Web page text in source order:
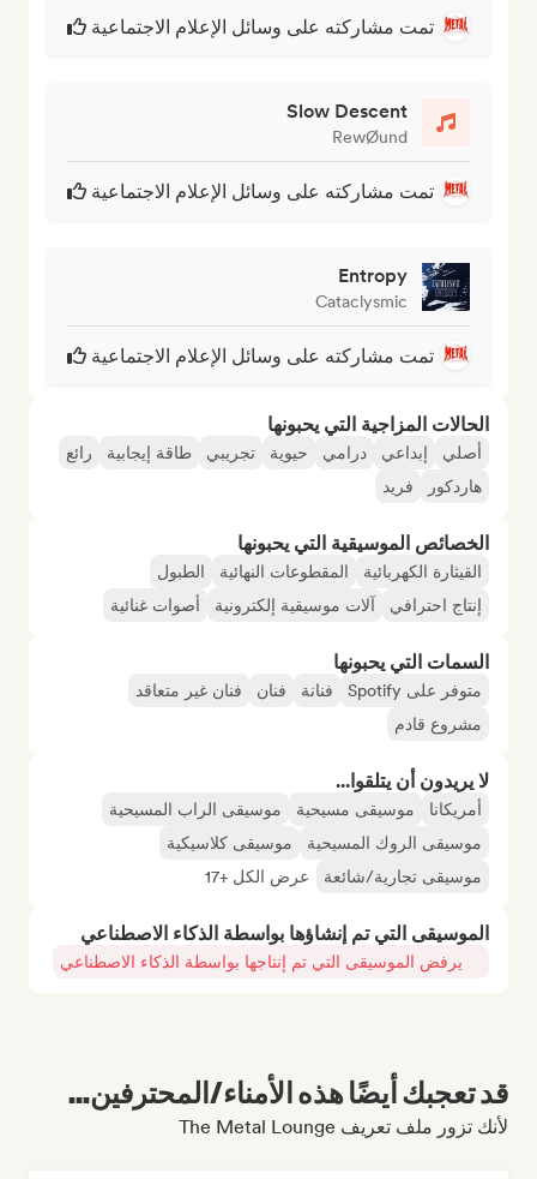
تمت مشاركته على وسائل الإعلام الاجتماعية
Slow Descent
RewØund
تمت مشاركته على وسائل الإعلام الاجتماعية
Entropy
Cataclysmic
تمت مشاركته على وسائل الإعلام الاجتماعية
الحالات المزاجية التي يحبونها
أصلي إبداعي درامي حيوية تجريبي طاقة إيجابية
رائع
هاردكور
فريد
الخصائص الموسيقية التي يحبونها
القيثارة الكهربائية المقطوعات النهائية
الطبول
إنتاج احترافي
آلات موسيقية إلكترونية أصوات غنائية
السمات التي يحبونها
متوفر على Spotify فنانة فنان
فنان غير متعاقد
مشروع قادم
لا يريدون أن يتلقوا...
أمريكانا موسيقى مسيحية
موسيقى الراب المسيحية
موسيقى الروك المسيحية
موسيقى كلاسيكية
موسيقى تجارية/شائعة
عرض الكل +17
الموسيقى التي تم إنشاؤها بواسطة الذكاء الاصطناعي
يرفض الموسيقى التي تم إنتاجها بواسطة الذكاء الاصطناعي
قد تعجبك أيضًا هذه الأمناء/المحترفين...
لأنك تزور ملف تعريف The Metal Lounge